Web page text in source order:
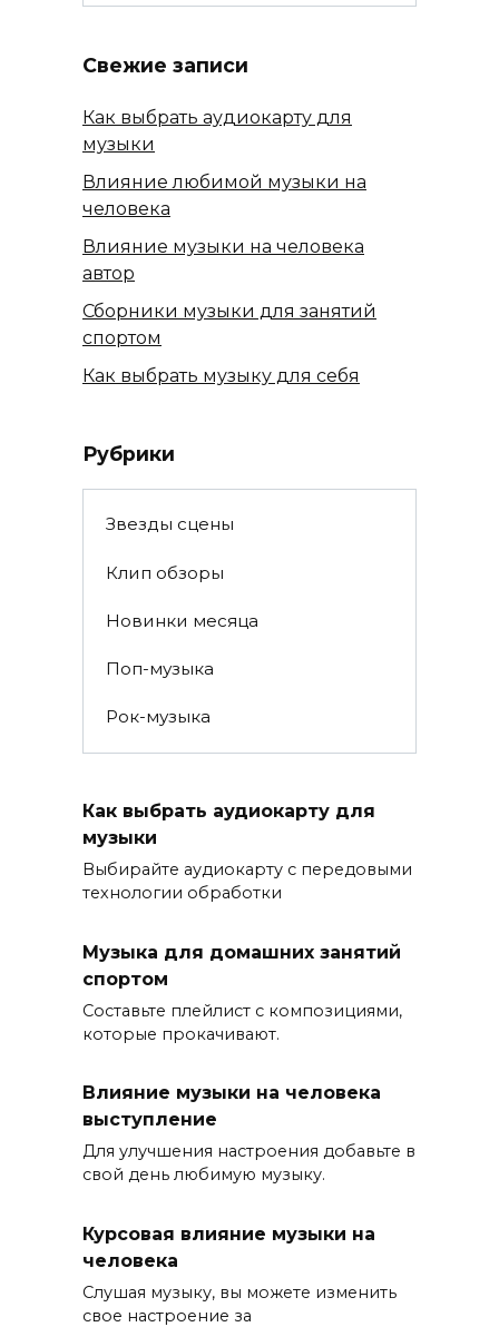
Свежие записи
Как выбрать аудиокарту для
музыки
Влияние любимой музыки на
человека
Влияние музыки на человека
автор
Сборники музыки для занятий
спортом
Как выбрать музыку для себя
Рубрики
Звезды сцены
Клип обзоры
Новинки месяца
Поп-музыка
Рок-музыка
Как выбрать аудиокарту для
музыки
Выбирайте аудиокарту с передовыми
технологии обработки
Музыка для домашних занятий
спортом
Составьте плейлист с композициями,
которые прокачивают.
Влияние музыки на человека
выступление
Для улучшения настроения добавьте в
свой день любимую музыку.
Курсовая влияние музыки на
человека
Слушая музыку, вы можете изменить
свое настроение за